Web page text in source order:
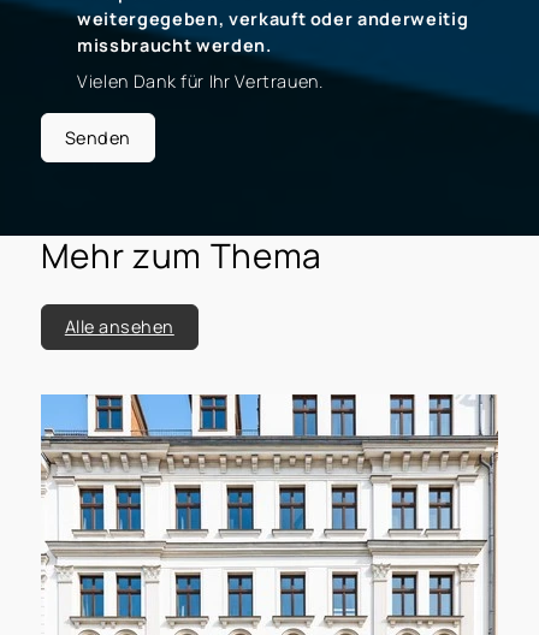
weitergegeben, verkauft oder anderweitig
missbraucht werden.
Vielen Dank für Ihr Vertrauen.
Senden
Mehr zum Thema
Alle ansehen